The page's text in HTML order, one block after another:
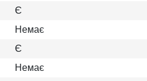
Є
Немає
Є
Немає